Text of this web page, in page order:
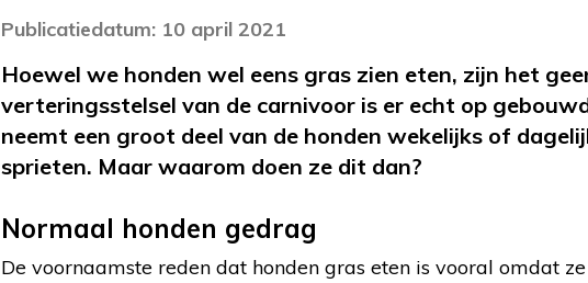
Publicatiedatum: 10 april 2021
Hoewel we honden wel eens gras zien eten, zijn het
verteringsstelsel van de carnivoor is er echt op
neemt een groot deel van de honden wekelijks of
sprieten. Maar waarom doen ze dit dan?
Normaal honden gedrag
De voornaamste reden dat honden gras eten is vooral omdat